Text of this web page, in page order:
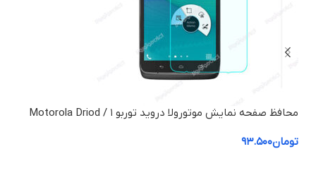
محافظ صفحه نمایش موتورولا دروید توربو ۱ / Motorola Driod
تومان۹۳.۵۰۰